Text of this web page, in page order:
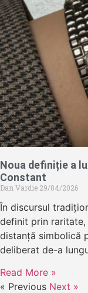
Noua definiție a
Constant
Dan Vardie 29/04/2026
În discursul
definit prin
distanță simbolică
deliberat de-a
Read More »
« Previous Next »